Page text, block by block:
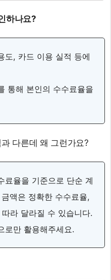
하나요?
도, 카드 이용 실적 등에
통해 본인의 수수료율을
다른데 왜 그런가요?
료율을 기준으로 단순 계
액은 정확한 수수료율,
라 달라질 수 있습니다.
로만 활용해주세요.